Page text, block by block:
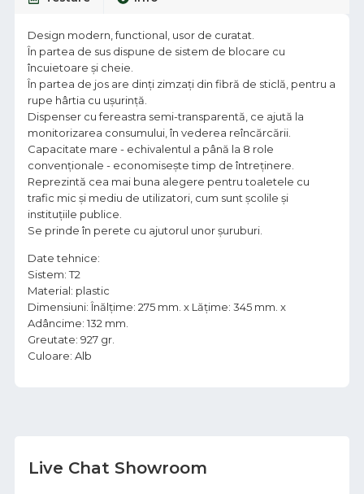
Live Chat Showroom
Design modern, functional, usor de curatat.
În partea de sus dispune de sistem de blocare cu
încuietoare și cheie.
În partea de jos are dinți zimzați din fibră de sticlă, pentru a
rupe hârtia cu ușurință.
Dispenser cu fereastra semi-transparentă, ce ajută la
monitorizarea consumului, în vederea reîncărcării.
Capacitate mare - echivalentul a până la 8 role
convenționale - economisește timp de întreținere.
Reprezintă cea mai buna alegere pentru toaletele cu
trafic mic și mediu de utilizatori, cum sunt școlile și
instituțiile publice.
Se prinde în perete cu ajutorul unor șuruburi.
Date tehnice:
Sistem: T2
Material: plastic
Dimensiuni: Înălțime: 275 mm. x Lățime: 345 mm. x
Adâncime: 132 mm.
Greutate: 927 gr.
Culoare: Alb